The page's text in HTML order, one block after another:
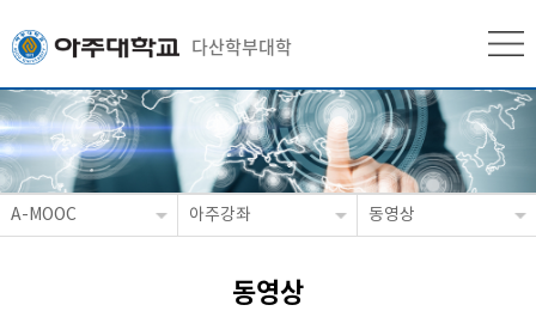
다산학부대학
A-MOOC 아주강좌 동영상
동영상